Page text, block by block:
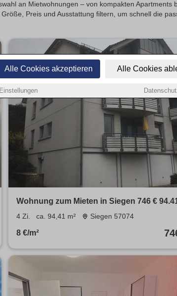
Alle Cookies akzeptieren Alle Cookies
Einstellungen
an Mietwohnungen – von kompakten
Preis und Ausstattung filtern, um schnell die
Wohnung zum Mieten in Siegen 746 €
m²
4 Zi. ca. 94,41 m² Siegen 57074
8 €/m²